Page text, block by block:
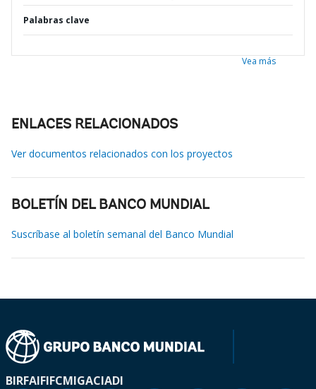
Palabras clave
Vea más
ENLACES RELACIONADOS
Ver documentos relacionados con los proyectos
BOLETÍN DEL BANCO MUNDIAL
Suscríbase al boletín semanal del Banco Mundial
BIRFAIFIFCMIGACIADI